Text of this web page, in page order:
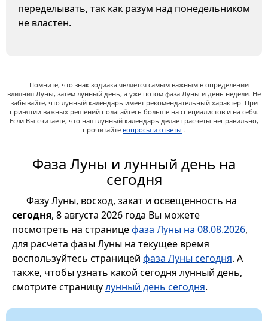
переделывать, так как разум над понедельником
не властен.
Помните, что знак зодиака является самым важным в определении
влияния Луны, затем лунный день, а уже потом фаза Луны и день недели. Не
забывайте, что лунный календарь имеет рекомендательный характер. При
принятии важных решений полагайтесь больше на специалистов и на себя.
Если Вы считаете, что наш лунный календарь делает расчеты неправильно,
прочитайте вопросы и ответы .
Фаза Луны и лунный день на
сегодня
Фазу Луны, восход, закат и освещенность на
сегодня, 8 августа 2026 года Вы можете
посмотреть на страницефаза Луны на 08.08.2026,
для расчета фазы Луны на текущее время
воспользуйтесь страницей фаза Луны сегодня. А
также, чтобы узнать какой сегодня лунный день,
смотрите страницулунный день сегодня.